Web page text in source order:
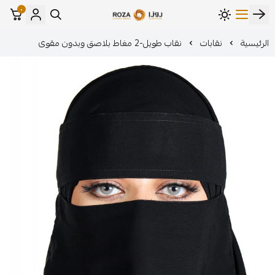
مؤسسة روزا للعباءات النسائية
نقاب طويل-2 مغاط بلاصق وبدون مقوى